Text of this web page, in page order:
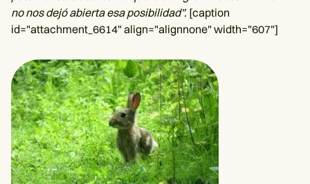
no nos dejó abierta esa posibilidad”. [caption
id="attachment_6614" align="alignnone" width="607"]